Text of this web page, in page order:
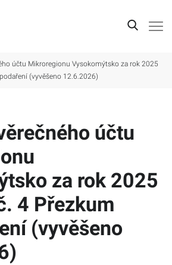
účtu Mikroregionu Vysokomýtsko za rok 2025
(vyvěšeno 12.6.2026)
účtu
za rok 2025
4 Přezkum
(vyvěšeno